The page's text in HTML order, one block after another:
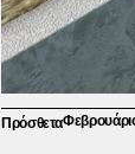
Πρόσθετα